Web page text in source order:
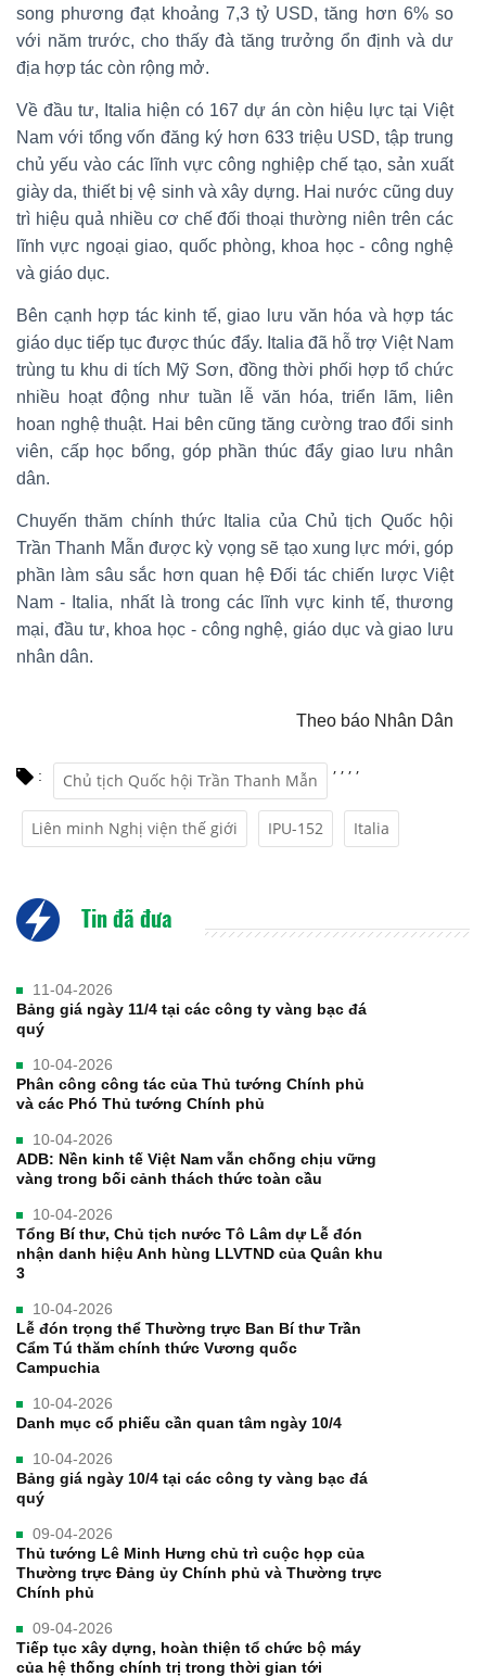
song phương đạt khoảng 7,3 tỷ USD, tăng hơn 6% so
với năm trước, cho thấy đà tăng trưởng ổn định và dư
địa hợp tác còn rộng mở.
Về đầu tư, Italia hiện có 167 dự án còn hiệu lực tại Việt
Nam với tổng vốn đăng ký hơn 633 triệu USD, tập trung
chủ yếu vào các lĩnh vực công nghiệp chế tạo, sản xuất
giày da, thiết bị vệ sinh và xây dựng. Hai nước cũng duy
trì hiệu quả nhiều cơ chế đối thoại thường niên trên các
lĩnh vực ngoại giao, quốc phòng, khoa học - công nghệ
và giáo dục.
Bên cạnh hợp tác kinh tế, giao lưu văn hóa và hợp tác
giáo dục tiếp tục được thúc đẩy. Italia đã hỗ trợ Việt Nam
trùng tu khu di tích Mỹ Sơn, đồng thời phối hợp tổ chức
nhiều hoạt động như tuần lễ văn hóa, triển lãm, liên
hoan nghệ thuật. Hai bên cũng tăng cường trao đổi sinh
viên, cấp học bổng, góp phần thúc đẩy giao lưu nhân
dân.
Chuyến thăm chính thức Italia của Chủ tịch Quốc hội
Trần Thanh Mẫn được kỳ vọng sẽ tạo xung lực mới, góp
phần làm sâu sắc hơn quan hệ Đối tác chiến lược Việt
Nam - Italia, nhất là trong các lĩnh vực kinh tế, thương
mại, đầu tư, khoa học - công nghệ, giáo dục và giao lưu
nhân dân.
Theo báo Nhân Dân
: Chủ tịch Quốc hội Trần Thanh Mẫn
,
Liên minh Nghị viện thế giới
,
IPU-152
,
Italia
,
Tin đã đưa
11-04-2026
Bảng giá ngày 11/4 tại các công ty vàng bạc đá
quý
10-04-2026
Phân công công tác của Thủ tướng Chính phủ
và các Phó Thủ tướng Chính phủ
10-04-2026
ADB: Nền kinh tế Việt Nam vẫn chống chịu vững
vàng trong bối cảnh thách thức toàn cầu
10-04-2026
Tổng Bí thư, Chủ tịch nước Tô Lâm dự Lễ đón
nhận danh hiệu Anh hùng LLVTND của Quân khu
3
10-04-2026
Lễ đón trọng thể Thường trực Ban Bí thư Trần
Cẩm Tú thăm chính thức Vương quốc
Campuchia
10-04-2026
Danh mục cổ phiếu cần quan tâm ngày 10/4
10-04-2026
Bảng giá ngày 10/4 tại các công ty vàng bạc đá
quý
09-04-2026
Thủ tướng Lê Minh Hưng chủ trì cuộc họp của
Thường trực Đảng ủy Chính phủ và Thường trực
Chính phủ
09-04-2026
Tiếp tục xây dựng, hoàn thiện tổ chức bộ máy
của hệ thống chính trị trong thời gian tới